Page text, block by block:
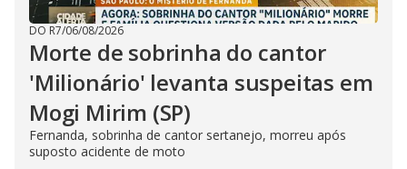
DO R7/06/08/2026
Morte de sobrinha do cantor
'Milionário' levanta suspeitas em
Mogi Mirim (SP)
Fernanda, sobrinha de cantor sertanejo, morreu após
suposto acidente de moto